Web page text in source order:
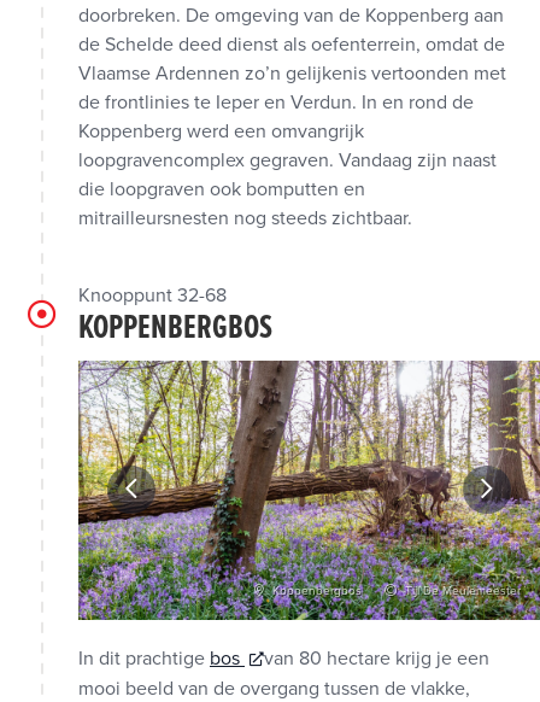
doorbreken. De omgeving van de Koppenberg aan
de Schelde deed dienst als oefenterrein, omdat de
Vlaamse Ardennen zo’n gelijkenis vertoonden met
de frontlinies te Ieper en Verdun. In en rond de
Koppenberg werd een omvangrijk
loopgravencomplex gegraven. Vandaag zijn naast
die loopgraven ook bomputten en
mitrailleursnesten nog steeds zichtbaar.
Knooppunt 32-68
KOPPENBERGBOS
Koppenbergbos Tijl De Meulemeester
In dit prachtige bos
van 80 hectare krijg je een
mooi beeld van de overgang tussen de vlakke,